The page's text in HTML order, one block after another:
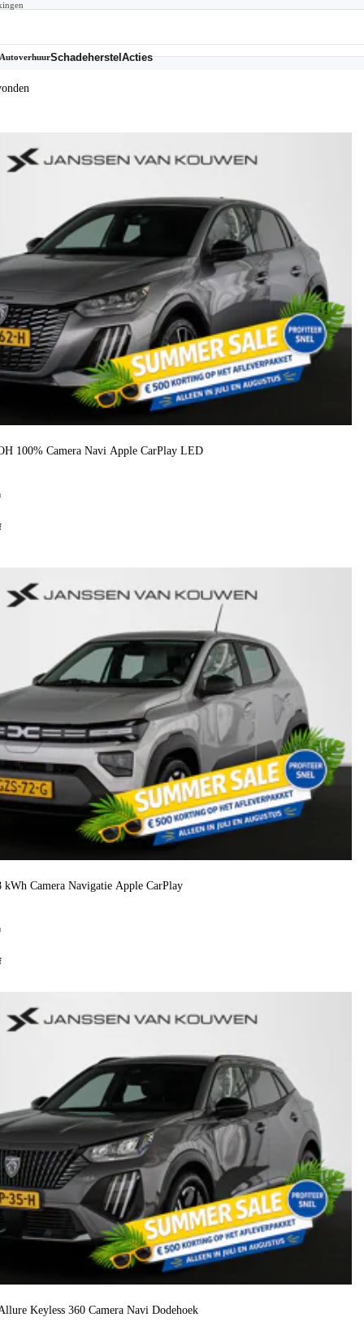
AutoverhuurSchadeherstelActies
100% Camera Navi Apple CarPlay LED
kWh Camera Navigatie Apple CarPlay
Keyless 360 Camera Navi Dodehoek